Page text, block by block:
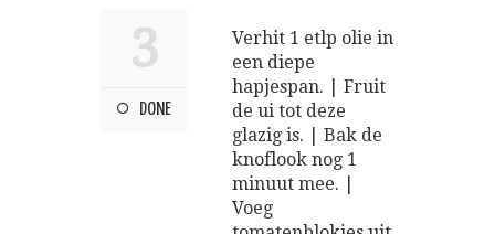
3
DONE
Verhit 1 etlp olie in
een diepe
hapjespan. | Fruit
de ui tot deze
glazig is. | Bak de
knoflook nog 1
minuut mee. |
Voeg